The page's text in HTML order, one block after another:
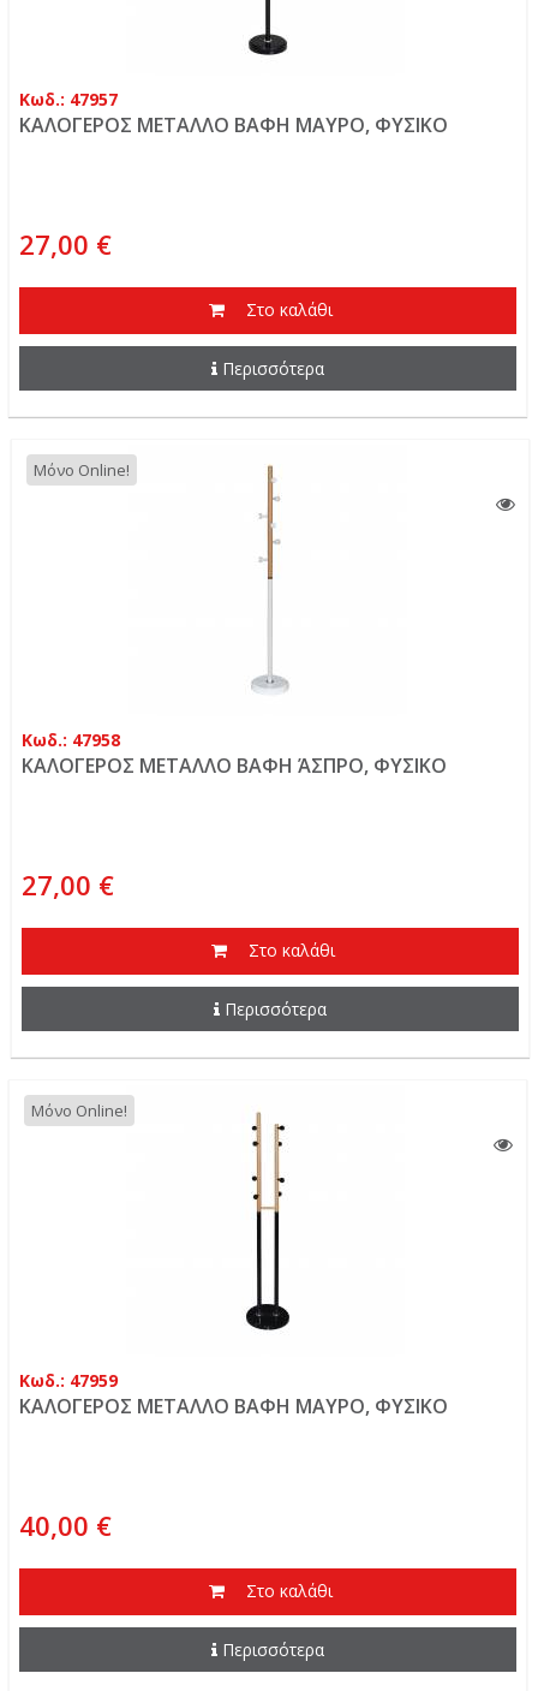
Κωδ.: 47957
ΚΑΛΟΓΕΡΟΣ ΜΕΤΑΛΛΟ ΒΑΦΗ ΜΑΥΡΟ, ΦΥΣΙΚΟ
27,00 €
Στο καλάθι
Περισσότερα
Μόνο Online!
Κωδ.: 47958
ΚΑΛΟΓΕΡΟΣ ΜΕΤΑΛΛΟ ΒΑΦΗ ΆΣΠΡΟ, ΦΥΣΙΚΟ
27,00 €
Στο καλάθι
Περισσότερα
Μόνο Online!
Κωδ.: 47959
ΚΑΛΟΓΕΡΟΣ ΜΕΤΑΛΛΟ ΒΑΦΗ ΜΑΥΡΟ, ΦΥΣΙΚΟ
40,00 €
Στο καλάθι
Περισσότερα